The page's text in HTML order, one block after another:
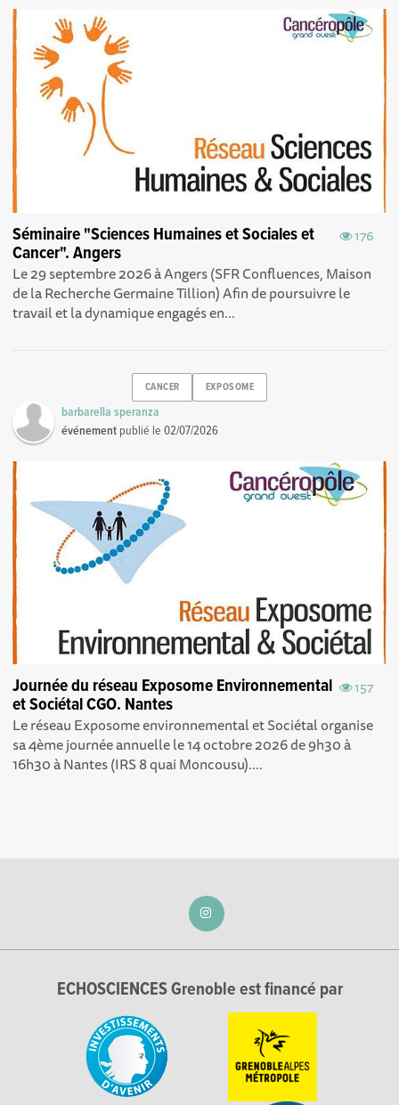
176
Séminaire "Sciences Humaines et Sociales et
Cancer". Angers
Le 29 septembre 2026 à Angers (SFR Confluences, Maison
de la Recherche Germaine Tillion) Afin de poursuivre le
travail et la dynamique engagés en...
CANCER EXPOSOME
barbarella speranza
événement publié le02/07/2026
157
Journée du réseau Exposome Environnemental
et Sociétal CGO. Nantes
Le réseau Exposome environnemental et Sociétal organise
sa 4ème journée annuelle le 14 octobre 2026 de 9h30 à
16h30 à Nantes (IRS 8 quai Moncousu)....
ECHOSCIENCES Grenoble est financé par